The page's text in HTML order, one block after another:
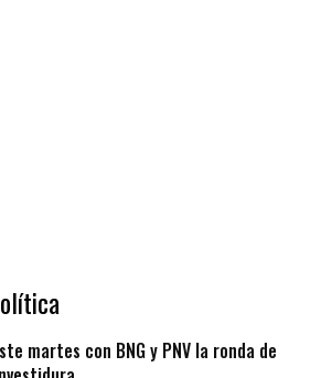
martes con BNG y PNV la ronda de